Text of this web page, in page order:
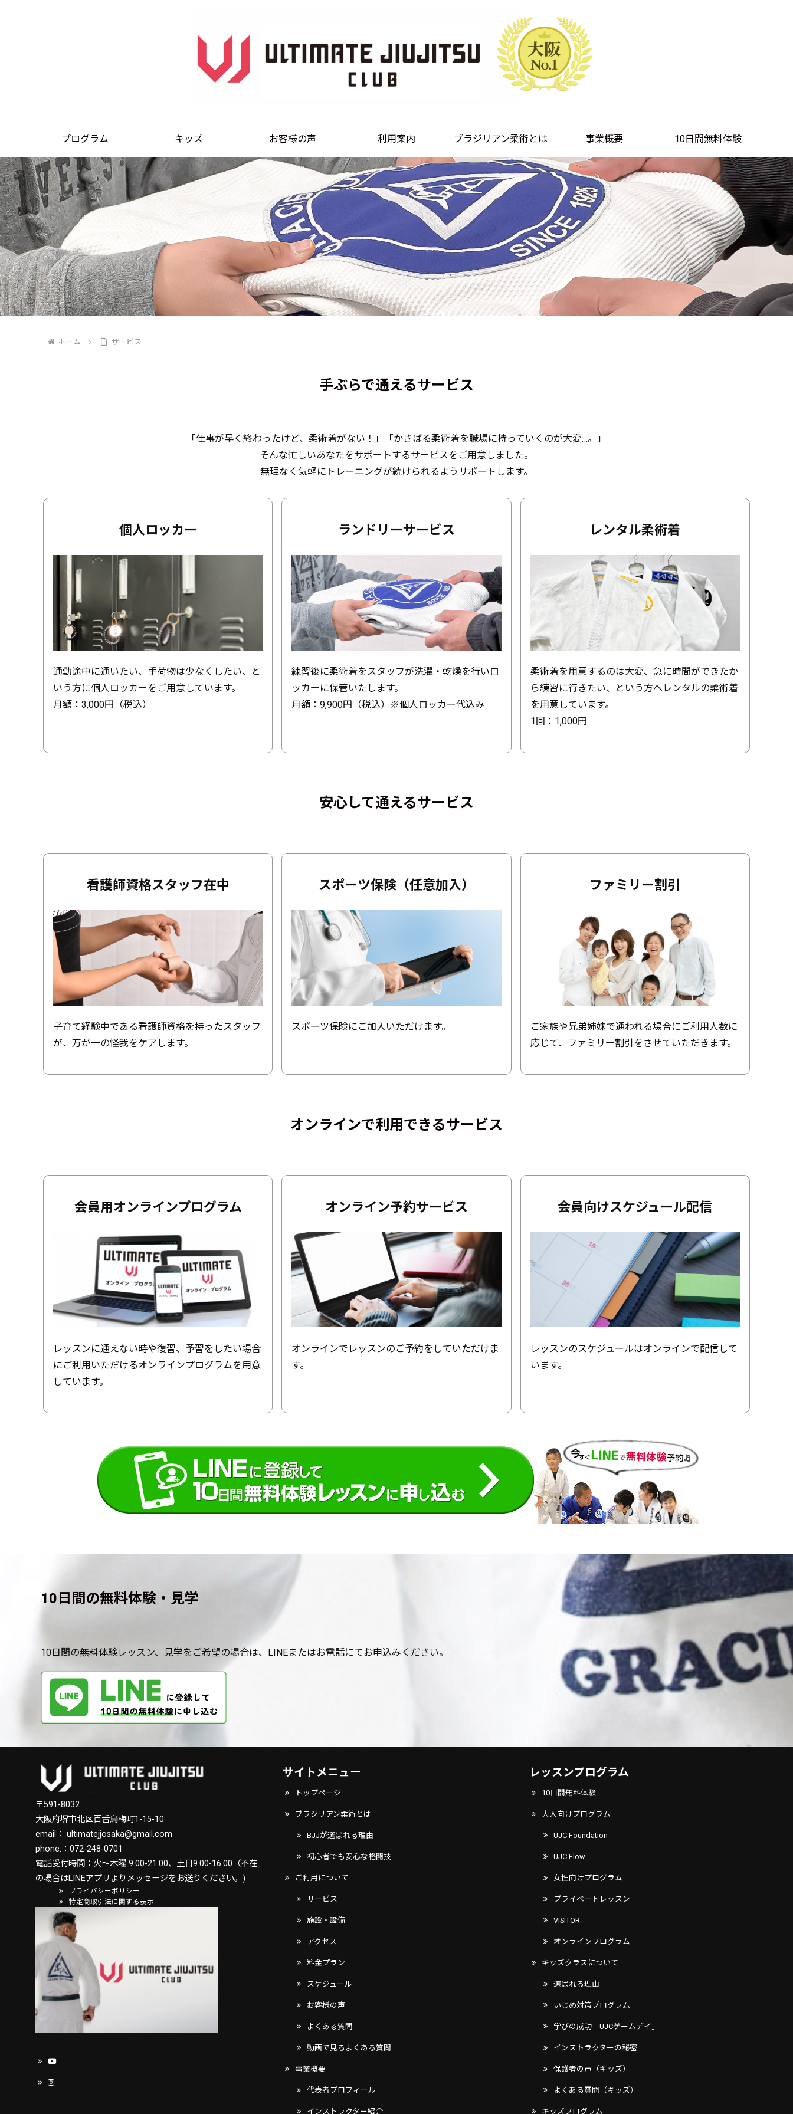
プログラム キッズ お客様の声 利用案内 ブラジリアン柔術とは 事業概要 10日間無料体験
ホーム サービス
手ぶらで通えるサービス
「仕事が早く終わったけど、柔術着がない！」「かさばる柔術着を職場に持っていくのが大変…。」
そんな忙しいあなたをサポートするサービスをご用意しました。
無理なく気軽にトレーニングが続けられるようサポートします。
個人ロッカー
通勤途中に通いたい、手荷物は少なくしたい、と
いう方に個人ロッカーをご用意しています。
月額：3,000円（税込）
ランドリーサービス
練習後に柔術着をスタッフが洗濯・乾燥を行いロ
ッカーに保管いたします。
月額：9,900円（税込）※個人ロッカー代込み
レンタル柔術着
柔術着を用意するのは大変、急に時間ができたか
ら練習に行きたい、という方へレンタルの柔術着
を用意しています。
1回：1,000円
安心して通えるサービス
看護師資格スタッフ在中
子育て経験中である看護師資格を持ったスタッフ
が、万が一の怪我をケアします。
スポーツ保険（任意加入）
スポーツ保険にご加入いただけます。
ファミリー割引
ご家族や兄弟姉妹で通われる場合にご利用人数に
応じて、ファミリー割引をさせていただきます。
オンラインで利用できるサービス
会員用オンラインプログラム
レッスンに通えない時や復習、予習をしたい場合
にご利用いただけるオンラインプログラムを用意
しています。
オンライン予約サービス
オンラインでレッスンのご予約をしていただけま
す。
会員向けスケジュール配信
レッスンのスケジュールはオンラインで配信して
います。
10日間の無料体験・見学
10日間の無料体験レッスン、見学をご希望の場合は、LINEまたはお電話にてお申込みください。
〒591-8032
大阪府堺市北区百舌鳥梅町1-15-10
email： ultimatejjosaka@gmail.com
phone:： 072-248-0701
電話受付時間：火〜木曜 9:00-21:00、土日9:00-16:00（不在
の場合はLINEアプリよりメッセージをお送りください。)
プライバシーポリシー
特定商取引法に関する表示
サイトメニュー
トップページ
ブラジリアン柔術とは
BJJが選ばれる理由
初心者でも安心な格闘技
ご利用について
サービス
施設・設備
アクセス
料金プラン
スケジュール
お客様の声
よくある質問
動画で見るよくある質問
事業概要
代表者プロフィール
インストラクター紹介
レッスンプログラム
10日間無料体験
大人向けプログラム
UJC Foundation
UJC Flow
女性向けプログラム
プライベートレッスン
VISITOR
オンラインプログラム
キッズクラスについて
選ばれる理由
いじめ対策プログラム
学びの成功「UJCゲームデイ」
インストラクターの秘密
保護者の声（キッズ）
よくある質問（キッズ）
キッズプログラム